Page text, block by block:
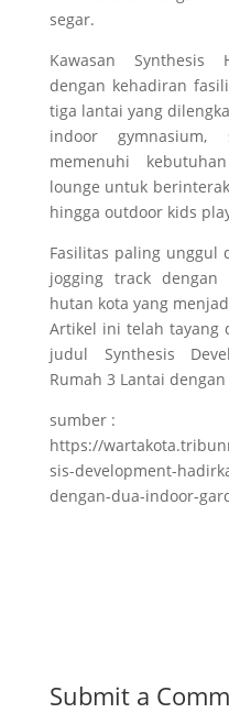
segar.
Kawasan Synthesis
dengan kehadiran
tiga lantai yang
indoor
memenuhi
lounge untuk
hingga outdoor kids
Fasilitas paling
jogging track dengan
hutan kota yang
Artikel ini telah tayang
judul Synthesis
Rumah 3 Lantai
sumber :
https://
sis-development-
dengan-dua-indoor-
Submit a